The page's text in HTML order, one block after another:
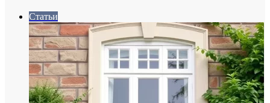
Статьи